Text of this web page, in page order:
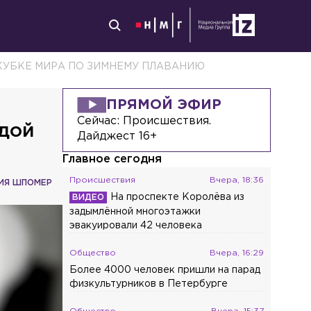
МИРА ПО ЗИМНЕМУ ПЛАВАНИЮ
ШПОМЕР
ПРЯМОЙ ЭФИР
Сейчас:
Происшествия.
Дайджест 16+
Главное сегодня
Происшествия Вчера, 18:36
На проспекте Королёва из
задымлённой многоэтажки
эвакуировали 42 человека
Общество Вчера, 16:29
Более 4000 человек пришли на парад
физкультурников в Петербурге